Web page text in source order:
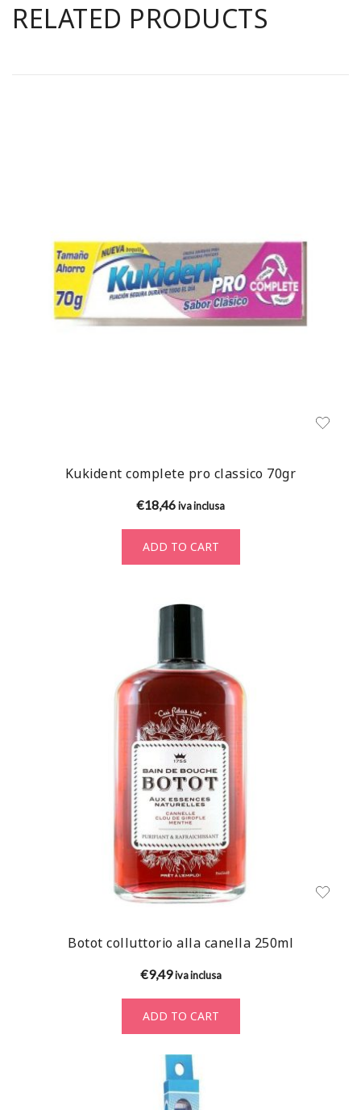
RELATED PRODUCTS
Kukident complete pro classico 70gr
€18,46iva inclusa
ADD TO CART
Botot colluttorio alla canella 250ml
€9,49 iva inclusa
ADD TO CART